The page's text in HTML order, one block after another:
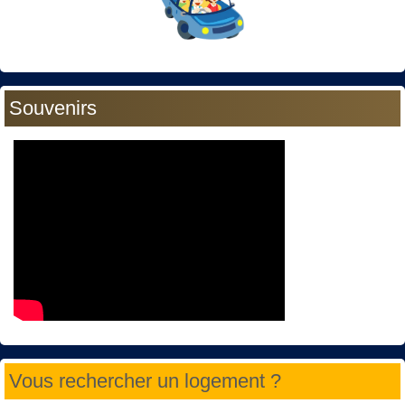
Souvenirs
Vous rechercher un logement ?